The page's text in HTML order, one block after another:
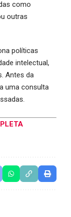
como
outras
políticas
intelectual,
Antes da
uma consulta